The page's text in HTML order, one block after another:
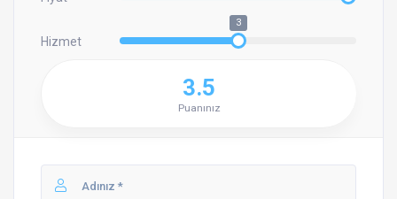
Hizmet
3
3.5
Puanınız